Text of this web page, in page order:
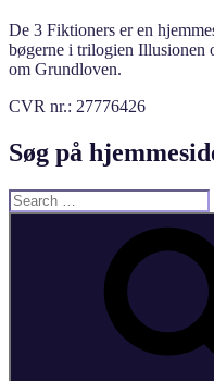
De 3 Fiktioners er en
bøgerne i trilogien Illusionen
om Grundloven.
CVR nr.: 27776426
Søg på
Search
for: